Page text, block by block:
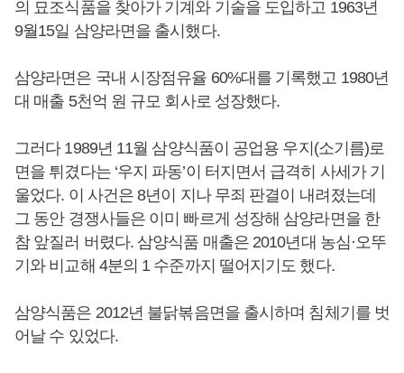
의 묘조식품을 찾아가 기계와 기술을 도입하고 1963년
9월15일 삼양라면을 출시했다.
삼양라면은 국내 시장점유율 60%대를 기록했고 1980년
대 매출 5천억 원 규모 회사로 성장했다.
그러다 1989년 11월 삼양식품이 공업용 우지(소기름)로
면을 튀겼다는 ‘우지 파동’이 터지면서 급격히 사세가 기
울었다. 이 사건은 8년이 지나 무죄 판결이 내려졌는데
그 동안 경쟁사들은 이미 빠르게 성장해 삼양라면을 한
참 앞질러 버렸다. 삼양식품 매출은 2010년대 농심·오뚜
기와 비교해 4분의 1 수준까지 떨어지기도 했다.
삼양식품은 2012년 불닭볶음면을 출시하며 침체기를 벗
어날 수 있었다.